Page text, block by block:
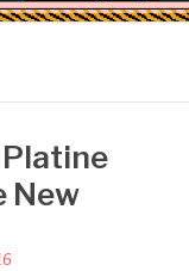
New